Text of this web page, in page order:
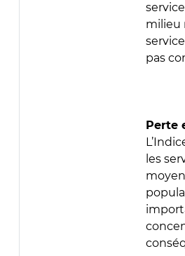
milieu
pas
Perte
les